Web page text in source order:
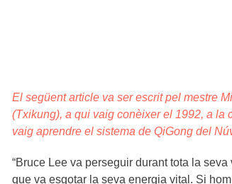
El següent article va ser escrit pel mestre
(Txikung), a qui vaig conèixer el 1992, a la
vaig aprendre el sistema de QiGong del
“Bruce Lee va perseguir durant tota la
que va esgotar la seva energia vital. Si